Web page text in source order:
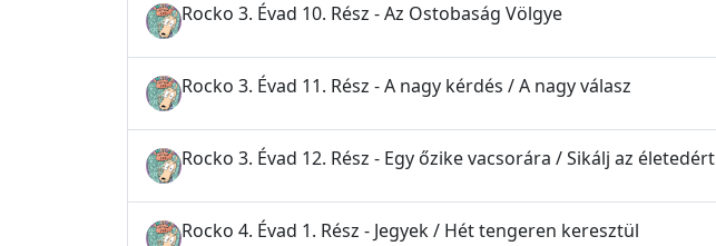
Rocko 3. Évad 10. Rész - Az Ostobaság Völgye
Rocko 3. Évad 11. Rész - A nagy kérdés / A nagy válasz
Rocko 3. Évad 12. Rész - Egy őzike vacsorára / Sikálj az életedért
Rocko 4. Évad 1. Rész - Jegyek / Hét tengeren keresztül